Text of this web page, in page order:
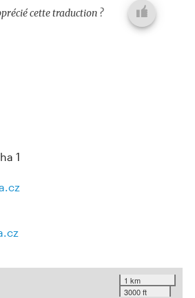
cette traduction ?
1
1 km
3000 ft